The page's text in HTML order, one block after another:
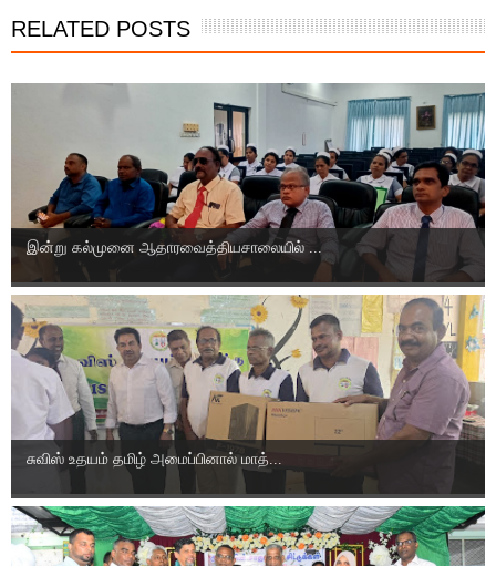
RELATED POSTS
இன்று கல்முனை ஆதாரவைத்தியசாலையில் ...
சுவிஸ் உதயம் தமிழ் அமைப்பினால் மாத்...